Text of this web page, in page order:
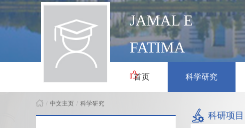
JAMAL E
FATIMA
2
首页 科学研究
/ 中文主页 / 科学研究
科研项目